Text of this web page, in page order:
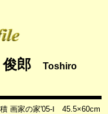
郎
Toshiro
積 画家の家'05-Ⅰ 45.5×60cm